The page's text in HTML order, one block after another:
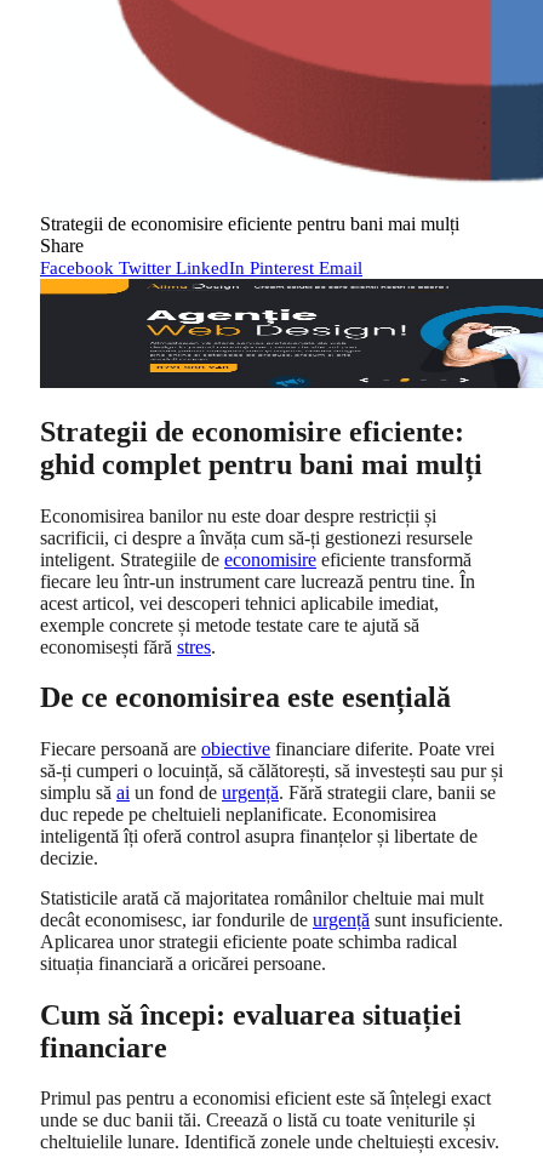
Strategii de economisire eficiente pentru bani mai mulți
Share
Facebook Twitter LinkedIn Pinterest Email
Strategii de economisire eficiente:
ghid complet pentru bani mai mulți
Economisirea banilor nu este doar despre restricții și
sacrificii, ci despre a învăța cum să-ți gestionezi resursele
inteligent. Strategiile de economisire eficiente transformă
fiecare leu într-un instrument care lucrează pentru tine. În
acest articol, vei descoperi tehnici aplicabile imediat,
exemple concrete și metode testate care te ajută să
economisești fără stres.
De ce economisirea este esențială
Fiecare persoană are obiective financiare diferite. Poate vrei
să-ți cumperi o locuință, să călătorești, să investești sau pur și
simplu să ai un fond de urgență. Fără strategii clare, banii se
duc repede pe cheltuieli neplanificate. Economisirea
inteligentă îți oferă control asupra finanțelor și libertate de
decizie.
Statisticile arată că majoritatea românilor cheltuie mai mult
decât economisesc, iar fondurile de urgență sunt insuficiente.
Aplicarea unor strategii eficiente poate schimba radical
situația financiară a oricărei persoane.
Cum să începi: evaluarea situației
financiare
Primul pas pentru a economisi eficient este să înțelegi exact
unde se duc banii tăi. Creează o listă cu toate veniturile și
cheltuielile lunare. Identifică zonele unde cheltuiești excesiv.